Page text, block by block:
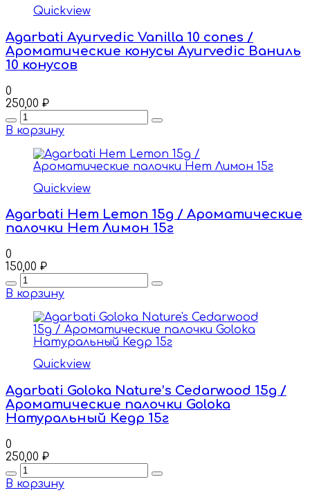
Quickview
Agarbati Ayurvedic Vanilla 10 cones /
Ароматические конусы Ayurvedic Ваниль
10 конусов
0
250,00 ₽
Quantity
В корзину
Quickview
Agarbati Hem Lemon 15g / Ароматические
палочки Hem Лимон 15г
0
150,00 ₽
Quantity
В корзину
Quickview
Agarbati Goloka Nature’s Cedarwood 15g /
Ароматические палочки Goloka
Натуральный Кедр 15г
0
250,00 ₽
Quantity
В корзину